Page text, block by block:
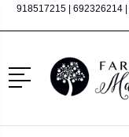
918517215 692326214
Menú